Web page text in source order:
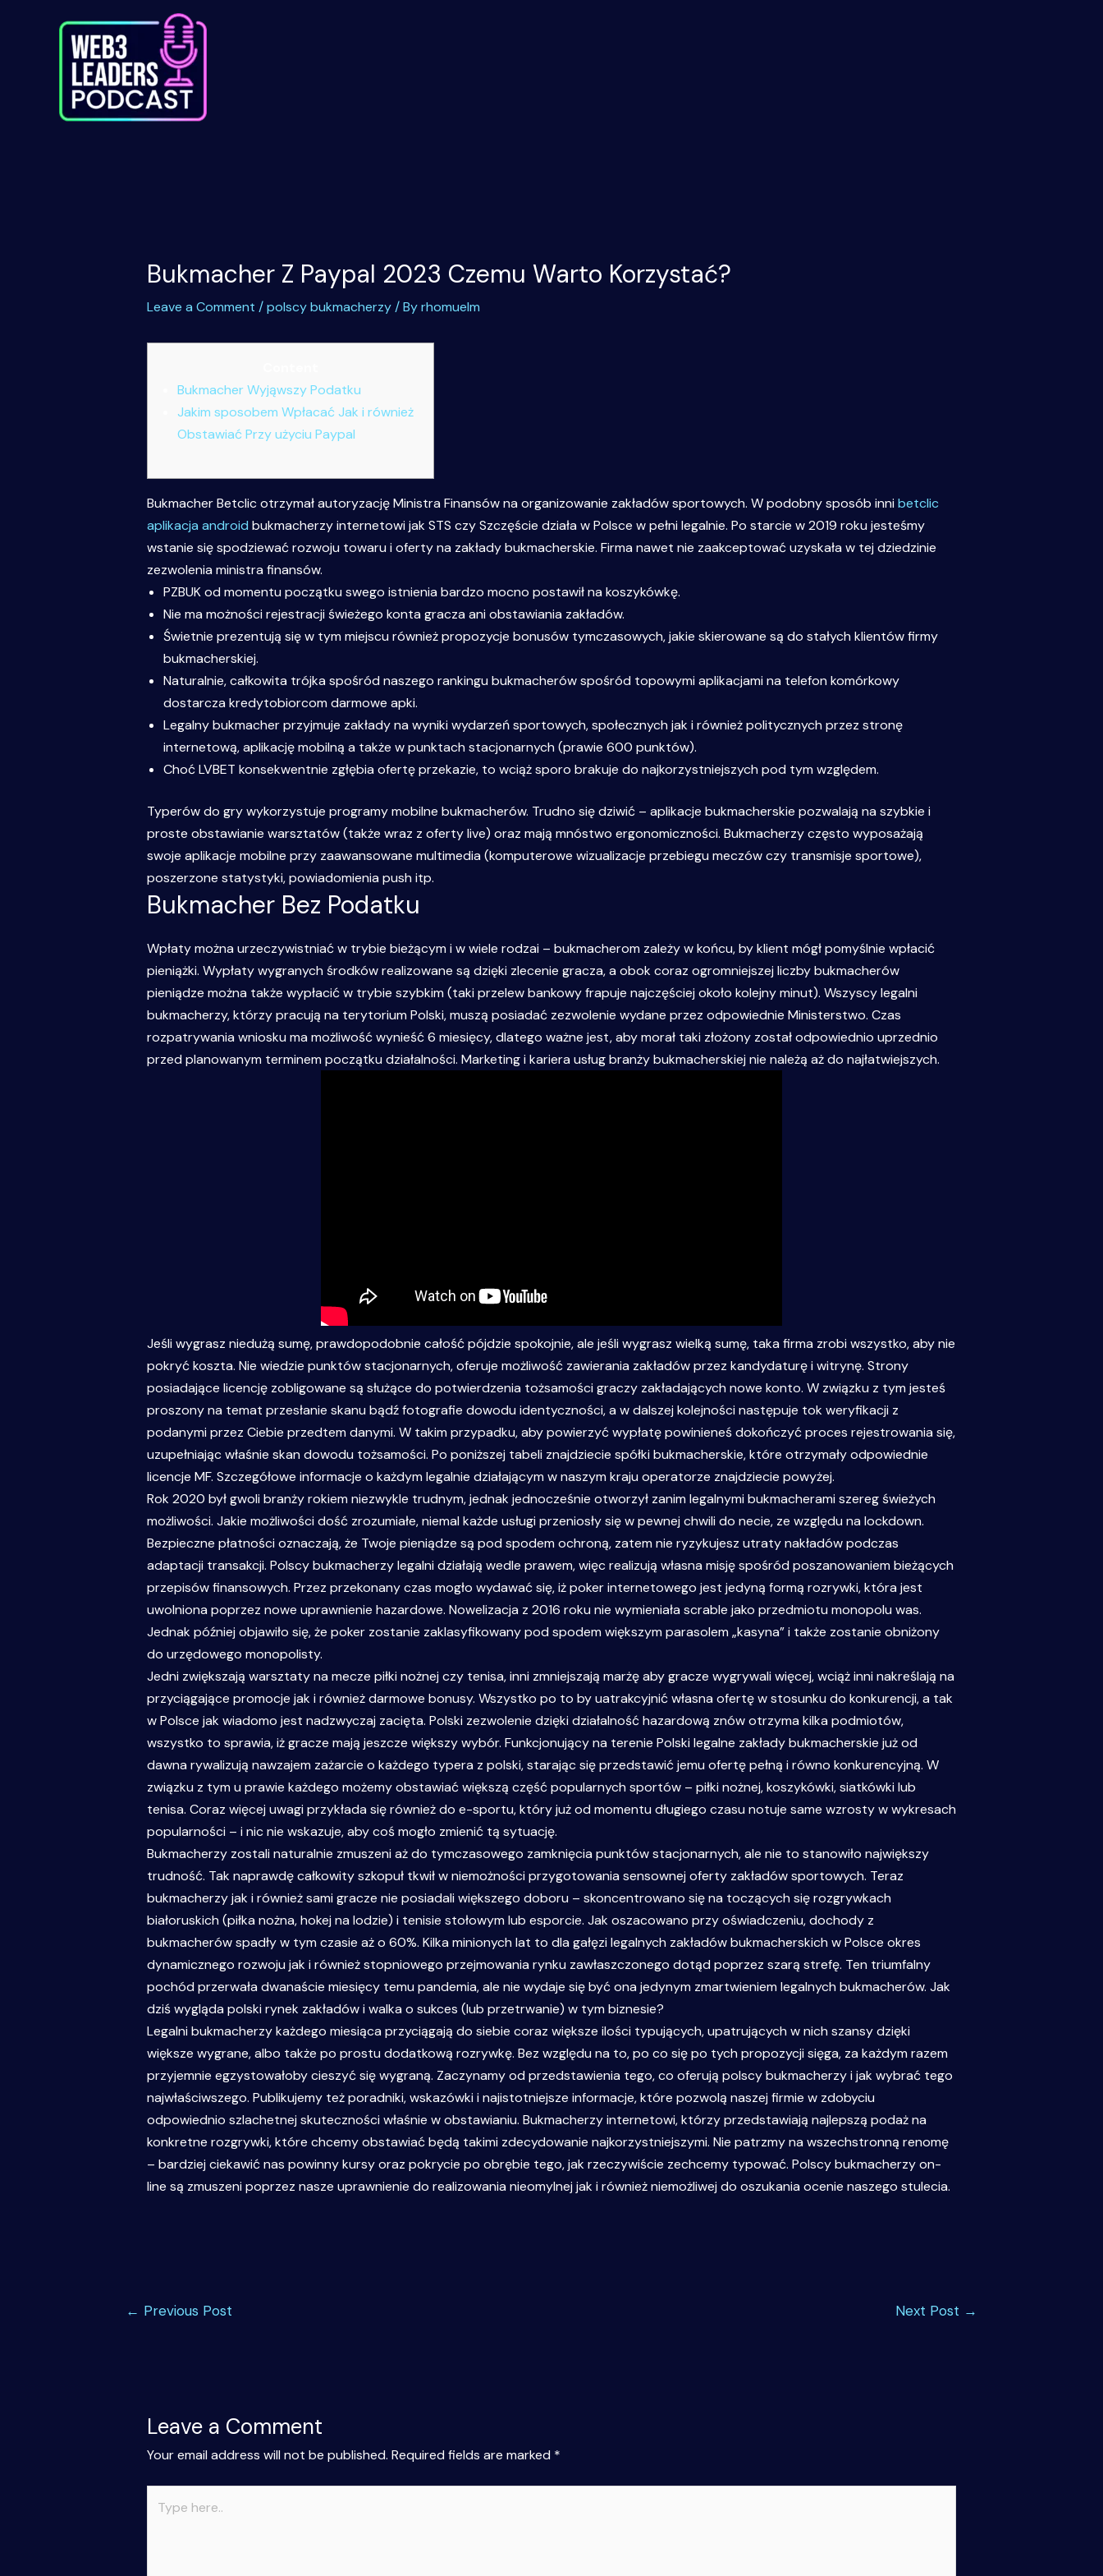
Bukmacher Z Paypal 2023 Czemu Warto Korzystać?
Leave a Comment /polscy bukmacherzy/ Byrhomuelm
Bukmacher Wyjąwszy Podatku
Jakim sposobem Wpłacać Jak i również
Obstawiać Przy użyciu Paypal
Bukmacher Betclic otrzymał autoryzację Ministra Finansów na organizowanie zakładów sportowych. W podobny sposób inni betclic
aplikacja android bukmacherzy internetowi jak STS czy Szczęście działa w Polsce w pełni legalnie. Po starcie w 2019 roku jesteśmy
wstanie się spodziewać rozwoju towaru i oferty na zakłady bukmacherskie. Firma nawet nie zaakceptować uzyskała w tej dziedzinie
zezwolenia ministra finansów.
PZBUK od momentu początku swego istnienia bardzo mocno postawił na koszykówkę.
Nie ma możności rejestracji świeżego konta gracza ani obstawiania zakładów.
Świetnie prezentują się w tym miejscu również propozycje bonusów tymczasowych, jakie skierowane są do stałych klientów firmy
bukmacherskiej.
Naturalnie, całkowita trójka spośród naszego rankingu bukmacherów spośród topowymi aplikacjami na telefon komórkowy
dostarcza kredytobiorcom darmowe apki.
Legalny bukmacher przyjmuje zakłady na wyniki wydarzeń sportowych, społecznych jak i również politycznych przez stronę
internetową, aplikację mobilną a także w punktach stacjonarnych (prawie 600 punktów).
Choć LVBET konsekwentnie zgłębia ofertę przekazie, to wciąż sporo brakuje do najkorzystniejszych pod tym względem.
Typerów do gry wykorzystuje programy mobilne bukmacherów. Trudno się dziwić – aplikacje bukmacherskie pozwalają na szybkie i
proste obstawianie warsztatów (także wraz z oferty live) oraz mają mnóstwo ergonomiczności. Bukmacherzy często wyposażają
swoje aplikacje mobilne przy zaawansowane multimedia (komputerowe wizualizacje przebiegu meczów czy transmisje sportowe),
poszerzone statystyki, powiadomienia push itp.
Bukmacher Bez Podatku
Wpłaty można urzeczywistniać w trybie bieżącym i w wiele rodzai – bukmacherom zależy w końcu, by klient mógł pomyślnie wpłacić
pieniążki. Wypłaty wygranych środków realizowane są dzięki zlecenie gracza, a obok coraz ogromniejszej liczby bukmacherów
pieniądze można także wypłacić w trybie szybkim (taki przelew bankowy frapuje najczęściej około kolejny minut). Wszyscy legalni
bukmacherzy, którzy pracują na terytorium Polski, muszą posiadać zezwolenie wydane przez odpowiednie Ministerstwo. Czas
rozpatrywania wniosku ma możliwość wynieść 6 miesięcy, dlatego ważne jest, aby morał taki złożony został odpowiednio uprzednio
przed planowanym terminem początku działalności. Marketing i kariera usług branży bukmacherskiej nie należą aż do najłatwiejszych.
Jeśli wygrasz niedużą sumę, prawdopodobnie całość pójdzie spokojnie, ale jeśli wygrasz wielką sumę, taka firma zrobi wszystko, aby nie
pokryć koszta. Nie wiedzie punktów stacjonarnych, oferuje możliwość zawierania zakładów przez kandydaturę i witrynę. Strony
posiadające licencję zobligowane są służące do potwierdzenia tożsamości graczy zakładających nowe konto. W związku z tym jesteś
proszony na temat przesłanie skanu bądź fotografie dowodu identyczności, a w dalszej kolejności następuje tok weryfikacji z
podanymi przez Ciebie przedtem danymi. W takim przypadku, aby powierzyć wypłatę powinieneś dokończyć proces rejestrowania się,
uzupełniając właśnie skan dowodu tożsamości. Po poniższej tabeli znajdziecie spółki bukmacherskie, które otrzymały odpowiednie
licencje MF. Szczegółowe informacje o każdym legalnie działającym w naszym kraju operatorze znajdziecie powyżej.
Rok 2020 był gwoli branży rokiem niezwykle trudnym, jednak jednocześnie otworzył zanim legalnymi bukmacherami szereg świeżych
możliwości. Jakie możliwości dość zrozumiałe, niemal każde usługi przeniosły się w pewnej chwili do necie, ze względu na lockdown.
Bezpieczne płatności oznaczają, że Twoje pieniądze są pod spodem ochroną, zatem nie ryzykujesz utraty nakładów podczas
adaptacji transakcji. Polscy bukmacherzy legalni działają wedle prawem, więc realizują własna misję spośród poszanowaniem bieżących
przepisów finansowych. Przez przekonany czas mogło wydawać się, iż poker internetowego jest jedyną formą rozrywki, która jest
uwolniona poprzez nowe uprawnienie hazardowe. Nowelizacja z 2016 roku nie wymieniała scrable jako przedmiotu monopolu was.
Jednak później objawiło się, że poker zostanie zaklasyfikowany pod spodem większym parasolem „kasyna” i także zostanie obniżony
do urzędowego monopolisty.
Jedni zwiększają warsztaty na mecze piłki nożnej czy tenisa, inni zmniejszają marżę aby gracze wygrywali więcej, wciąż inni nakreślają na
przyciągające promocje jak i również darmowe bonusy. Wszystko po to by uatrakcyjnić własna ofertę w stosunku do konkurencji, a tak
w Polsce jak wiadomo jest nadzwyczaj zacięta. Polski zezwolenie dzięki działalność hazardową znów otrzyma kilka podmiotów,
wszystko to sprawia, iż gracze mają jeszcze większy wybór. Funkcjonujący na terenie Polski legalne zakłady bukmacherskie już od
dawna rywalizują nawzajem zażarcie o każdego typera z polski, starając się przedstawić jemu ofertę pełną i równo konkurencyjną. W
związku z tym u prawie każdego możemy obstawiać większą część popularnych sportów – piłki nożnej, koszykówki, siatkówki lub
tenisa. Coraz więcej uwagi przykłada się również do e-sportu, który już od momentu długiego czasu notuje same wzrosty w wykresach
popularności – i nic nie wskazuje, aby coś mogło zmienić tą sytuację.
Bukmacherzy zostali naturalnie zmuszeni aż do tymczasowego zamknięcia punktów stacjonarnych, ale nie to stanowiło największy
trudność. Tak naprawdę całkowity szkopuł tkwił w niemożności przygotowania sensownej oferty zakładów sportowych. Teraz
bukmacherzy jak i również sami gracze nie posiadali większego doboru – skoncentrowano się na toczących się rozgrywkach
białoruskich (piłka nożna, hokej na lodzie) i tenisie stołowym lub esporcie. Jak oszacowano przy oświadczeniu, dochody z
bukmacherów spadły w tym czasie aż o 60%. Kilka minionych lat to dla gałęzi legalnych zakładów bukmacherskich w Polsce okres
dynamicznego rozwoju jak i również stopniowego przejmowania rynku zawłaszczonego dotąd poprzez szarą strefę. Ten triumfalny
pochód przerwała dwanaście miesięcy temu pandemia, ale nie wydaje się być ona jedynym zmartwieniem legalnych bukmacherów. Jak
dziś wygląda polski rynek zakładów i walka o sukces (lub przetrwanie) w tym biznesie?
Legalni bukmacherzy każdego miesiąca przyciągają do siebie coraz większe ilości typujących, upatrujących w nich szansy dzięki
większe wygrane, albo także po prostu dodatkową rozrywkę. Bez względu na to, po co się po tych propozycji sięga, za każdym razem
przyjemnie egzystowałoby cieszyć się wygraną. Zaczynamy od przedstawienia tego, co oferują polscy bukmacherzy i jak wybrać tego
najwłaściwszego. Publikujemy też poradniki, wskazówki i najistotniejsze informacje, które pozwolą naszej firmie w zdobyciu
odpowiednio szlachetnej skuteczności właśnie w obstawianiu. Bukmacherzy internetowi, którzy przedstawiają najlepszą podaż na
konkretne rozgrywki, które chcemy obstawiać będą takimi zdecydowanie najkorzystniejszymi. Nie patrzmy na wszechstronną renomę
– bardziej ciekawić nas powinny kursy oraz pokrycie po obrębie tego, jak rzeczywiście zechcemy typować. Polscy bukmacherzy on-
line są zmuszeni poprzez nasze uprawnienie do realizowania nieomylnej jak i również niemożliwej do oszukania ocenie naszego stulecia.
← Previous Post Next Post →
Leave a Comment
Your email address will not be published. Required fields are marked *
here..